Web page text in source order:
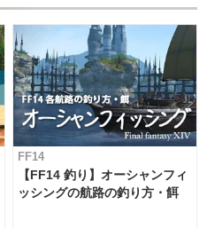
FF14
【FF14 釣り】オーシャンフィ
ッシングの航路の釣り方・餌